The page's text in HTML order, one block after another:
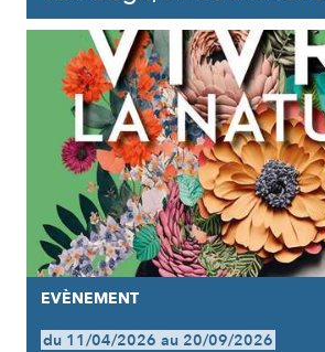
EVÈNEMENT
du 11/04/2026 au 20/09/2026